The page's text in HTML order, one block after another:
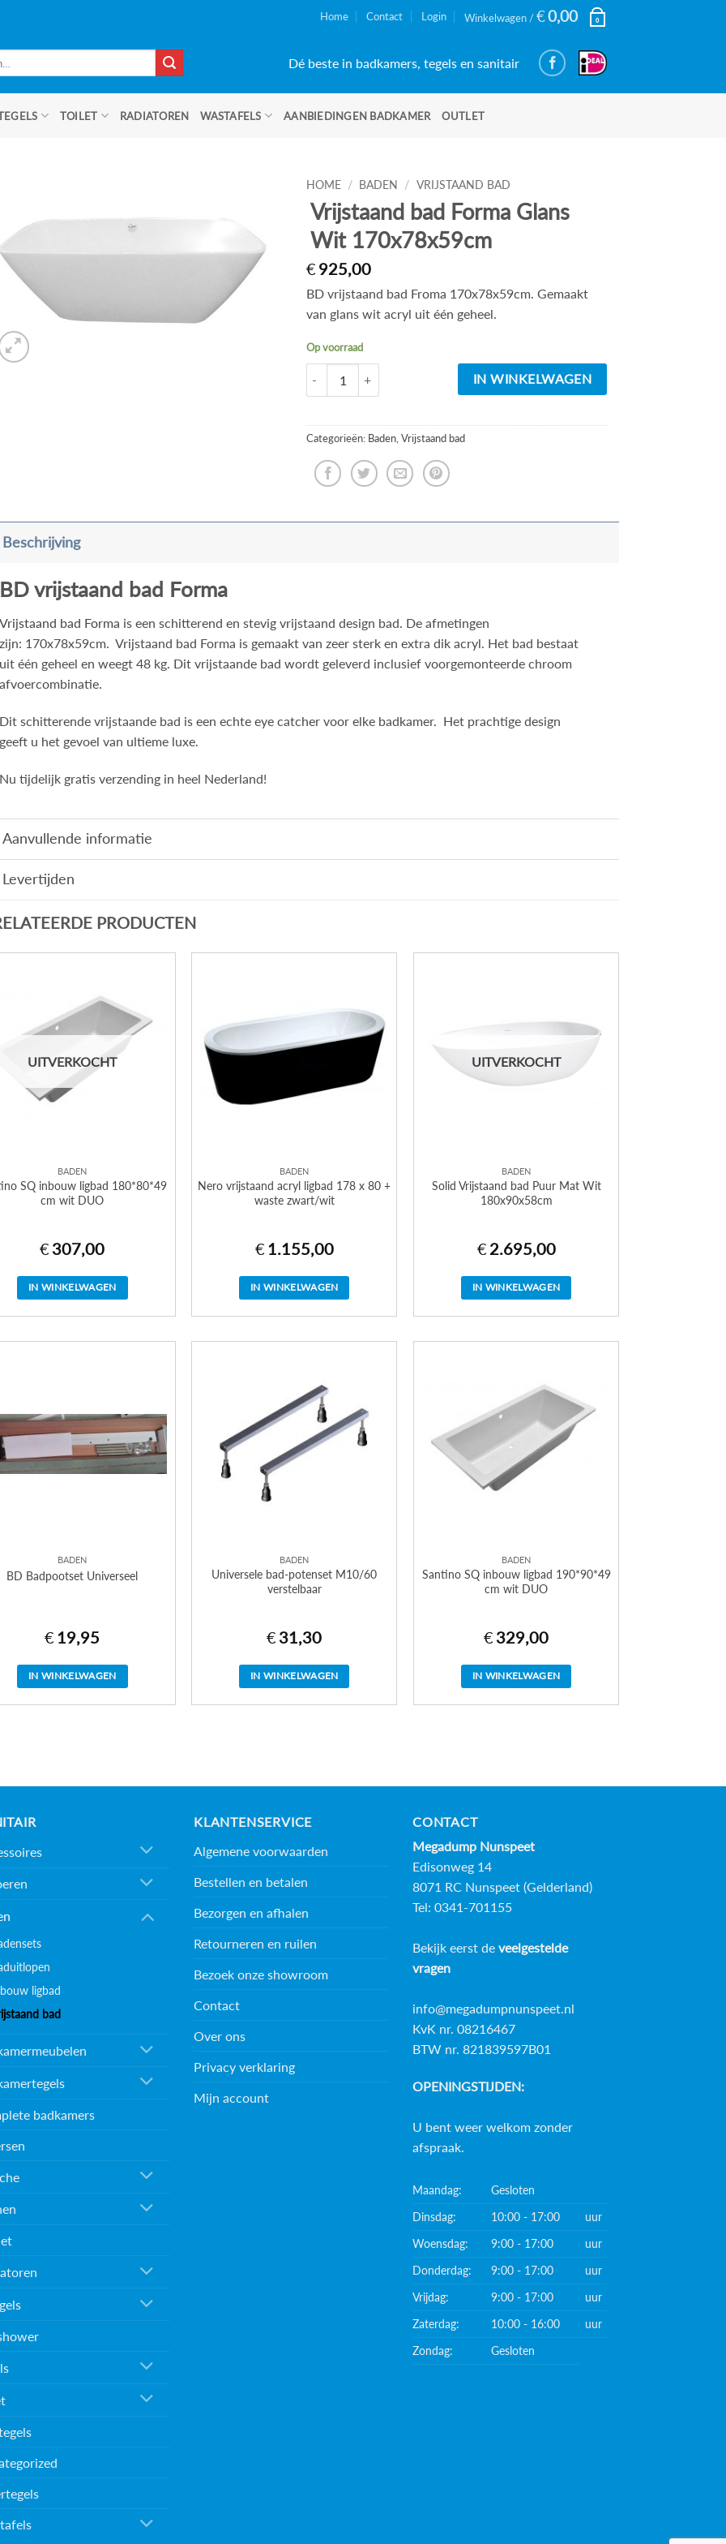
Home Contact Login Winkelwagen /€0,00 0
Dé beste in badkamers, tegels en sanitair
TOILET RADIATOREN WASTAFELS AANBIEDINGEN BADKAMER OUTLET
HOME / BADEN / VRIJSTAAND BAD
Vrijstaand bad Forma Glans
Wit 170x78x59cm
€ 925,00
BD vrijstaand bad Froma 170x78x59cm. Gemaakt
van glans wit acryl uit één geheel.
Op voorraad
Vrijstaand bad Forma Glans Wit 170x78x59cm aantal
IN WINKELWAGEN
Categorieën: Baden ,Vrijstaand bad
Beschrijving
BD vrijstaand bad Forma
Vrijstaand bad Forma is een schitterend en stevig vrijstaand design bad. De afmetingen
zijn: 170x78x59cm. Vrijstaand bad Forma is gemaakt van zeer sterk en extra dik acryl. Het bad bestaat
uit één geheel en weegt 48 kg. Dit vrijstaande bad wordt geleverd inclusief voorgemonteerde chroom
afvoercombinatie.
Dit schitterende vrijstaande bad is een echte eye catcher voor elke badkamer. Het prachtige design
geeft u het gevoel van ultieme luxe.
Nu tijdelijk gratis verzending in heel Nederland!
Aanvullende informatie
Levertijden
PRODUCTEN
UITVERKOCHT
BADEN
SQ inbouw ligbad 180*80*49
cm wit DUO
€ 307,00
IN WINKELWAGEN
BADEN
Nero vrijstaand acryl ligbad 178 x 80 +
waste zwart/wit
€ 1.155,00
IN WINKELWAGEN
UITVERKOCHT
BADEN
Solid Vrijstaand bad Puur Mat Wit
180x90x58cm
€ 2.695,00
IN WINKELWAGEN
BADEN
BD Badpootset Universeel
€ 19,95
IN WINKELWAGEN
BADEN
Universele bad-potenset M10/60
verstelbaar
€ 31,30
IN WINKELWAGEN
BADEN
Santino SQ inbouw ligbad 190*90*49
cm wit DUO
€ 329,00
IN WINKELWAGEN
ligbad
bad
badkamers
KLANTENSERVICE
Algemene voorwaarden
Bestellen en betalen
Bezorgen en afhalen
Retourneren en ruilen
Bezoek onze showroom
Contact
Over ons
Privacy verklaring
Mijn account
CONTACT
Megadump Nunspeet
Edisonweg 14
8071 RC Nunspeet (Gelderland)
Tel: 0341-701155
Bekijk eerst de veelgestelde
vragen
info@megadumpnunspeet.nl
KvK nr. 08216467
BTW nr. 821839597B01
OPENINGSTIJDEN:
U bent weer welkom zonder
afspraak.
Maandag:
Gesloten
Dinsdag:
10:00 - 17:00
uur
Woensdag:
9:00 - 17:00
uur
Donderdag:
9:00 - 17:00
uur
Vrijdag:
9:00 - 17:00
uur
Zaterdag:
10:00 - 16:00
uur
Zondag:
Gesloten